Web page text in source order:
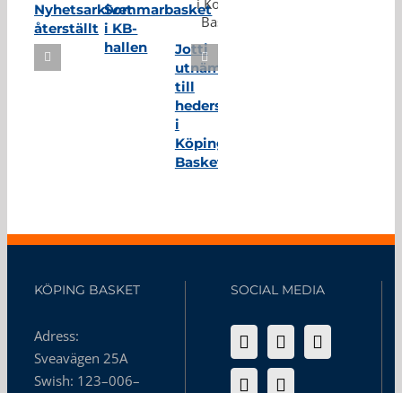
Nyhetsarkivet
återställt
Sommarbasket
i KB-
hallen
Jotti
utnämnd
till
hedersmedlem
i
Köping
Basket
KÖPING BASKET
Adress:
Sveavägen 25A
Swish: 123–006–
SOCIAL MEDIA